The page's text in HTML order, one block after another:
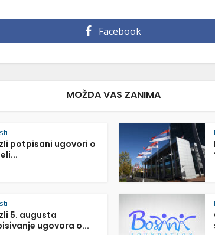
Facebook
MOŽDA VAS ZANIMA
potpisani ugovori o
5. augusta
ugovora o...